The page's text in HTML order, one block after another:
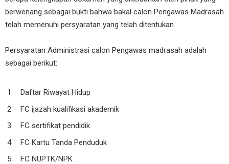
berwenang sebagai bukti bahwa bakal calon Pengawas Madrasah
telah memenuhi persyaratan yang telah ditentukan.
Persyaratan Administrasi calon Pengawas madrasah adalah
sebagai berikut:
Daftar Riwayat Hidup
FC ijazah kualifikasi akademik
FC sertifikat pendidik
FC Kartu Tanda Penduduk
FC NUPTK/NPK